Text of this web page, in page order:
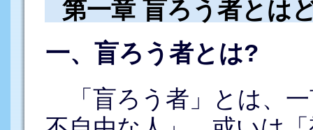
第一章 盲ろう者とは
一、盲ろう者とは?
「盲ろう者」とは、